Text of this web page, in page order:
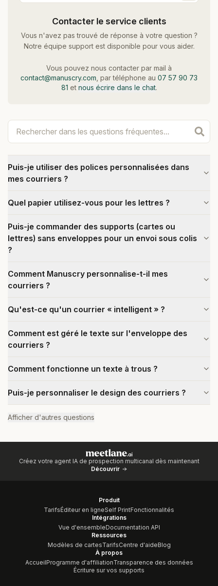
Contacter le service clients
Vous n'avez pas trouvé de réponse à votre question ?
Notre équipe support est disponible pour vous aider.
Vous pouvez nous contacter par mail à
contact@manuscry.com , par téléphone au 07 57 90 73
81 et nous écrire dans le chat.
Puis-je utiliser des polices personnalisées dans
mes courriers ?
Quel papier utilisez-vous pour les lettres ?
Puis-je commander des supports (cartes ou
lettres) sans enveloppes pour un envoi sous colis
?
Comment Manuscry personnalise-t-il mes
courriers ?
Qu'est-ce qu'un courrier « intelligent » ?
Comment est géré le texte sur l'enveloppe des
courriers ?
Comment fonctionne un texte à trous ?
Puis-je personnaliser le design des courriers ?
Afficher d'autres questions
Créez votre agent IA de prospection multicanal dès maintenant
Découvrir
Produit
TarifsÉditeur en ligneSelf PrintFonctionnalités
Intégrations
Vue d'ensembleDocumentation API
Ressources
Modèles de cartesTarifsCentre d'aideBlog
À propos
AccueilProgramme d'affiliationTransparence des données
Écriture sur vos supports